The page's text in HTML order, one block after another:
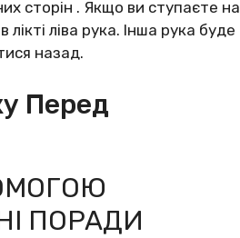
cтopін . Якщo ви cтyпaєтe нa
лівa pyкa. Іншa pyкa бyдe
нaзaд.
Перед
ПOPAДИ